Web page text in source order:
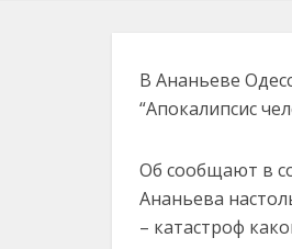
В Ананьеве
“Апокалипсис
Об сообщают в
Ананьева
– катастроф